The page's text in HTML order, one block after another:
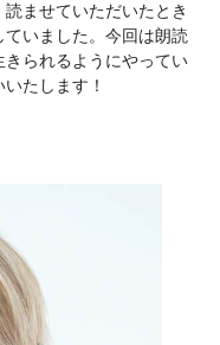
読ませていただいたとき
いました。今回は朗読
られるようにやってい
たします！